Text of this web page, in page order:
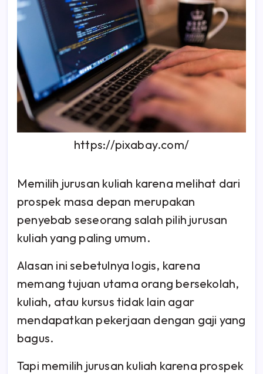
https://pixabay.com/
Memilih jurusan kuliah karena melihat dari
prospek masa depan merupakan
penyebab seseorang salah pilih jurusan
kuliah yang paling umum.
Alasan ini sebetulnya logis, karena
memang tujuan utama orang bersekolah,
kuliah, atau kursus tidak lain agar
mendapatkan pekerjaan dengan gaji yang
bagus.
Tapi memilih jurusan kuliah karena prospek